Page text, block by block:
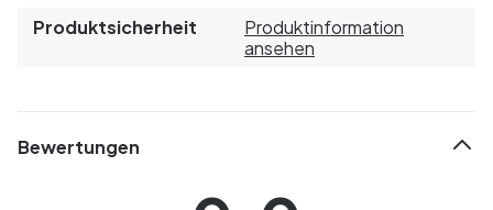
Produktsicherheit
Produktinformation
ansehen
Bewertungen